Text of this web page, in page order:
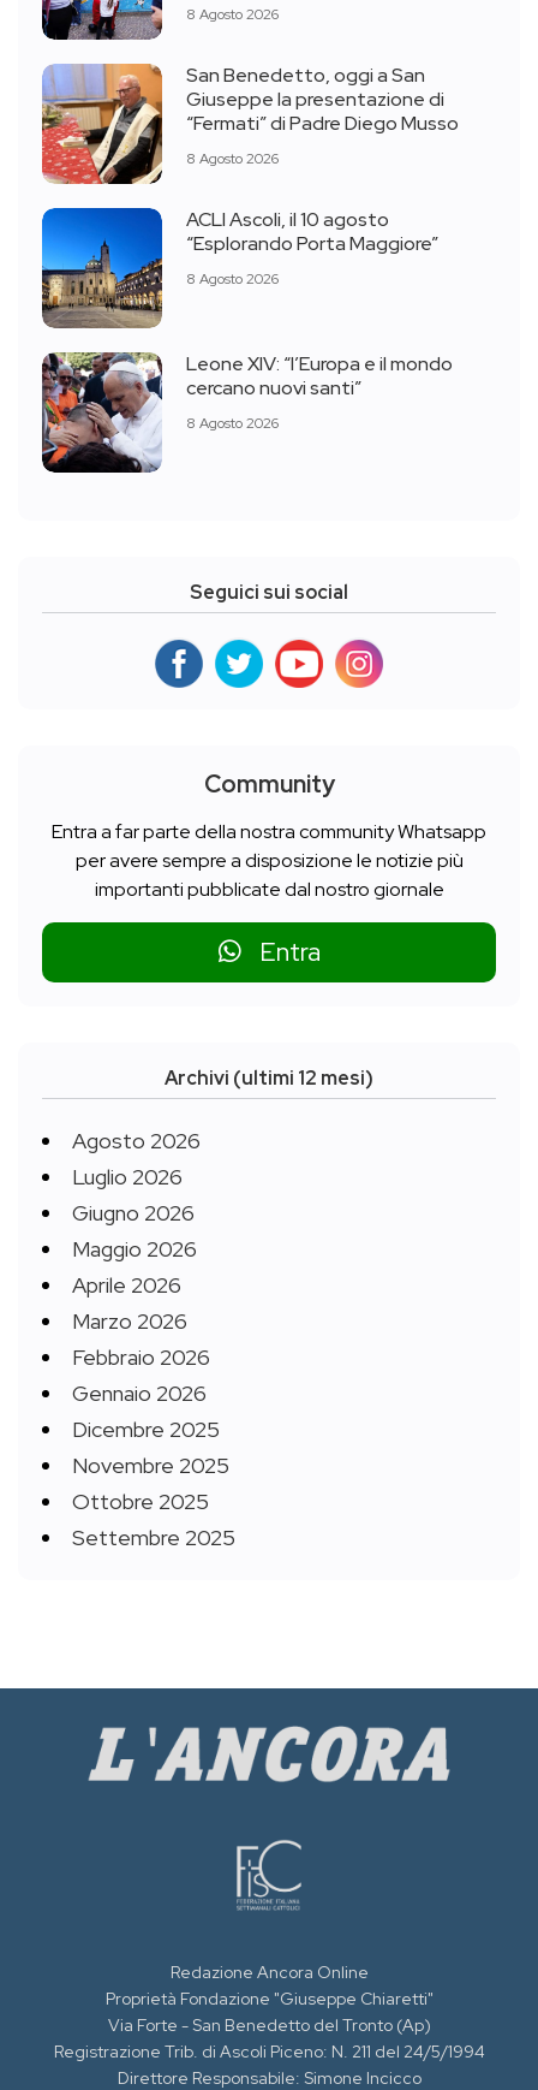
8 Agosto 2026
San Benedetto, oggi a San
Giuseppe la presentazione di
“Fermati” di Padre Diego Musso
8 Agosto 2026
ACLI Ascoli, il 10 agosto
“Esplorando Porta Maggiore”
8 Agosto 2026
Leone XIV: “l’Europa e il mondo
cercano nuovi santi”
8 Agosto 2026
Seguici sui social
Community
Entra a far parte della nostra community Whatsapp
per avere sempre a disposizione le notizie più
importanti pubblicate dal nostro giornale
Entra
Archivi (ultimi 12 mesi)
Agosto 2026
Luglio 2026
Giugno 2026
Maggio 2026
Aprile 2026
Marzo 2026
Febbraio 2026
Gennaio 2026
Dicembre 2025
Novembre 2025
Ottobre 2025
Settembre 2025
Redazione Ancora Online
Proprietà Fondazione "Giuseppe Chiaretti"
Via Forte - San Benedetto del Tronto (Ap)
Registrazione Trib. di Ascoli Piceno: N. 211 del 24/5/1994
Direttore Responsabile: Simone Incicco